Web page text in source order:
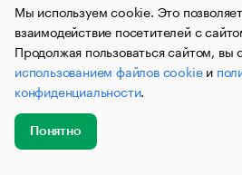
Темп прироста:
-12,70 %
Мы используем cookie. Это
взаимодействие посетителей с
Продолжая пользоваться сайтом, вы
использованием файлов cookieи
конфиденциальности.
Понятно